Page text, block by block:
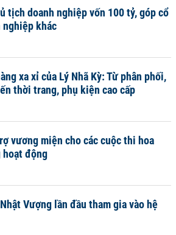
tịch doanh nghiệp vốn 100 tỷ, góp cổ
nghiệp khác
xa xỉ của Lý Nhã Kỳ: Từ phân phối,
thời trang, phụ kiện cao cấp
vương miện cho các cuộc thi hoa
hoạt động
Vượng lần đầu tham gia vào hệ